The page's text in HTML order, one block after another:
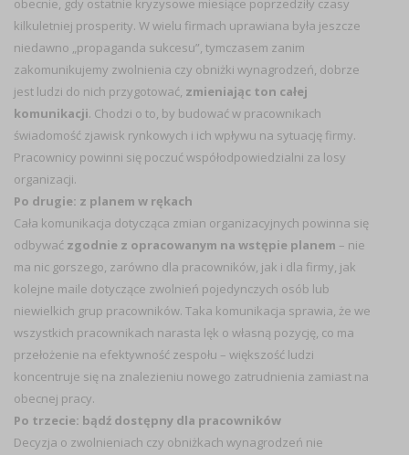
obecnie, gdy ostatnie kryzysowe miesiące poprzedziły czasy
kilkuletniej prosperity. W wielu firmach uprawiana była jeszcze
niedawno „propaganda sukcesu”, tymczasem zanim
zakomunikujemy zwolnienia czy obniżki wynagrodzeń, dobrze
jest ludzi do nich przygotować, zmieniając ton całej
komunikacji. Chodzi o to, by budować w pracownikach
świadomość zjawisk rynkowych i ich wpływu na sytuację firmy.
Pracownicy powinni się poczuć współodpowiedzialni za losy
organizacji.
Po drugie: z planem w rękach
Cała komunikacja dotycząca zmian organizacyjnych powinna się
odbywać zgodnie z opracowanym na wstępie planem – nie
ma nic gorszego, zarówno dla pracowników, jak i dla firmy, jak
kolejne maile dotyczące zwolnień pojedynczych osób lub
niewielkich grup pracowników. Taka komunikacja sprawia, że we
wszystkich pracownikach narasta lęk o własną pozycję, co ma
przełożenie na efektywność zespołu – większość ludzi
koncentruje się na znalezieniu nowego zatrudnienia zamiast na
obecnej pracy.
Po trzecie: bądź dostępny dla pracowników
Decyzja o zwolnieniach czy obniżkach wynagrodzeń nie